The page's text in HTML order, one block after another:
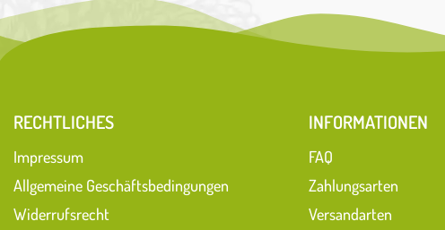
RECHTLICHES
Impressum
Allgemeine Geschäftsbedingungen
Widerrufsrecht
INFORMATIONEN
FAQ
Zahlungsarten
Versandarten